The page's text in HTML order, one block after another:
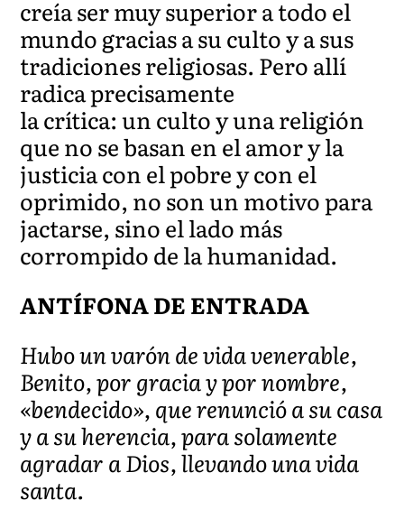
creía ser muy superior a todo el
mundo gracias a su culto y a sus
tradiciones religiosas. Pero allí
radica precisamente
la crítica: un culto y una religión
que no se basan en el amor y la
justicia con el pobre y con el
oprimido, no son un motivo para
jactarse, sino el lado más
corrompido de la humanidad.
ANTÍFONA DE ENTRADA
Hubo un varón de vida venerable,
Benito, por gracia y por nombre,
«bendecido», que renunció a su casa
y a su herencia, para solamente
agradar a Dios, llevando una vida
santa.